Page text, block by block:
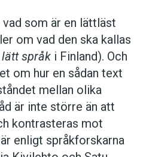
vad som är en lättläst
om vad den ska kallas
lätt språk i Finland). Och
om hur en sådan text
mellan olika
är inte större än att
kontrasteras mot
enligt språkforskarna